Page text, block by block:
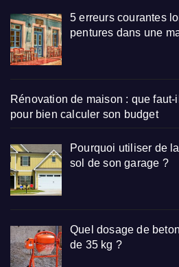
5 erreurs courantes
pentures dans une
Rénovation de maison : que
pour bien calculer son budget
Pourquoi utiliser de
sol de son garage ?
Quel dosage de
de 35 kg ?